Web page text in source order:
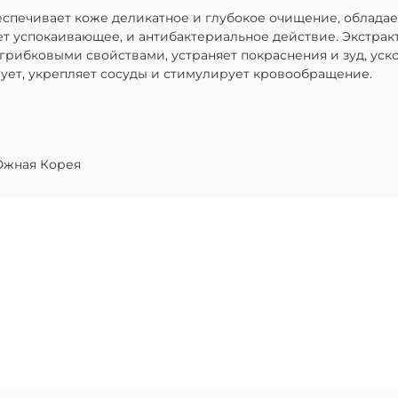
коже деликатное и глубокое очищение,
успокаивающее, и антибактериальное действие.
свойствами, устраняет покраснения и зуд,
укрепляет сосуды и стимулирует кровообращение.
Корея